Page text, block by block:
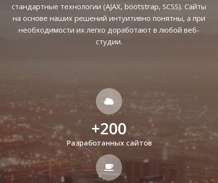
стандартные технологии (AJAX, bootstrap, SCSS). Сайты
на основе наших решений интуитивно понятны, а при
необходимости их легко доработают в любой веб-
студии.
+200
Разработанных сайтов